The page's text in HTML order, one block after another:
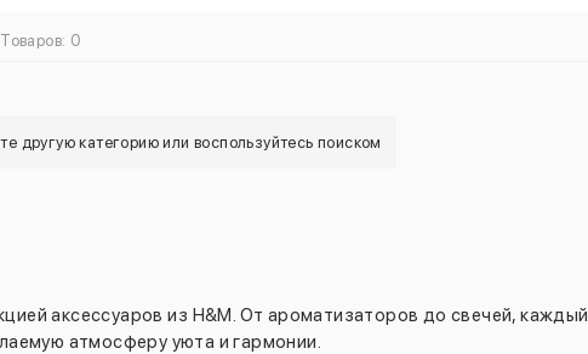
Товаров: 0
другую категорию или воспользуйтесь поиском
аксессуаров из H&M. От ароматизаторов до свечей, каждый
атмосферу уюта и гармонии.